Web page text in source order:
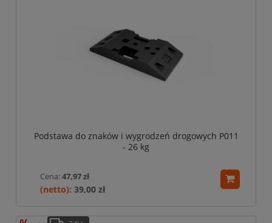
Podstawa do znaków i wygrodzeń drogowych P011
- 26 kg
Cena:47,97 zł
39,00 zł